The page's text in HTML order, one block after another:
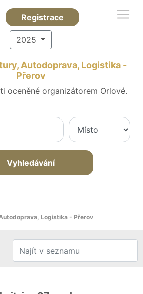
Registrace
2025
Autodoprava, Logistika -
Přerov
oceněné organizátorem Orlové.
Vyhledávání
Logistika - Přerov